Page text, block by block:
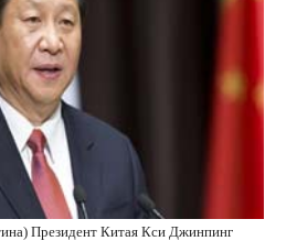
Президент Китая Кси Джинпинг